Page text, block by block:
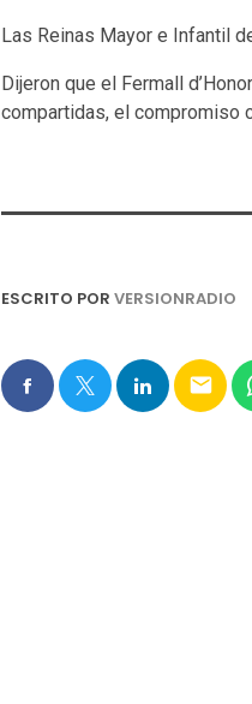
Las Reinas Mayor e Infantil
Dijeron que el Fermall
compartidas, el compromiso
ESCRITO POR VERSIONRADIO
email